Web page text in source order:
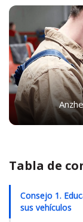
Tabla de
Consejo 1.
sus vehículos